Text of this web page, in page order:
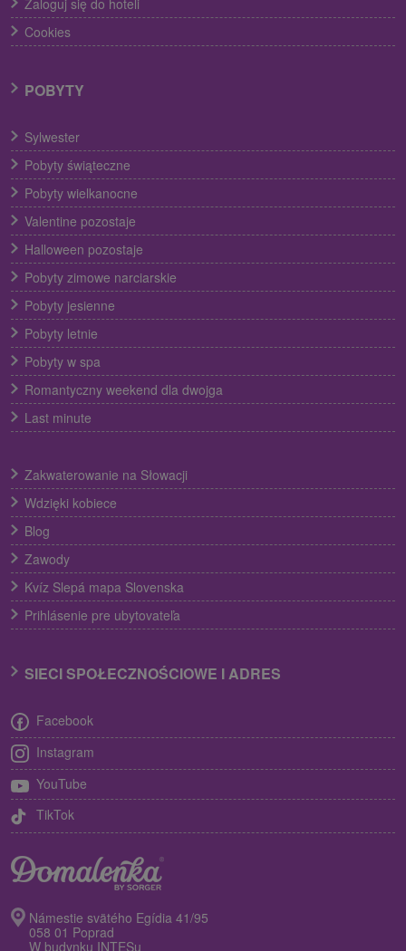
Cookies
POBYTY
Sylwester
Pobyty świąteczne
Pobyty wielkanocne
Valentine pozostaje
Halloween pozostaje
Pobyty zimowe narciarskie
Pobyty jesienne
Pobyty letnie
Pobyty w spa
Romantyczny weekend dla dwojga
Last minute
Zakwaterowanie na Słowacji
Wdzięki kobiece
Blog
Zawody
Kvíz Slepá mapa Slovenska
Prihlásenie pre ubytovateľa
SIECI SPOŁECZNOŚCIOWE I ADRES
Facebook
Instagram
YouTube
TikTok
Námestie svätého Egídia 41/95
058 01 Poprad
W budynku INTESu